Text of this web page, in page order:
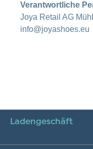
Verantwortliche
Joya Retail AG
info@joyashoes.eu
Ladengeschäft